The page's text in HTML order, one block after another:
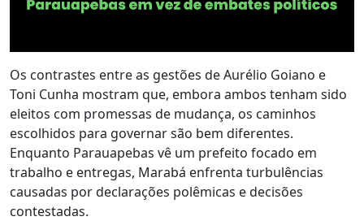
Os contrastes entre as gestões de Aurélio Goiano e
Toni Cunha mostram que, embora ambos tenham sido
eleitos com promessas de mudança, os caminhos
escolhidos para governar são bem diferentes.
Enquanto Parauapebas vê um prefeito focado em
trabalho e entregas, Marabá enfrenta turbulências
causadas por declarações polêmicas e decisões
contestadas.